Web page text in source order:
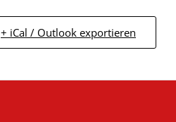
+ iCal / Outlook exportieren